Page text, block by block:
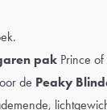
pak Prince
de Peaky